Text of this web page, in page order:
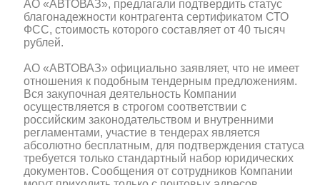
АО «АВТОВАЗ», предлагали подтвердить статус
благонадежности контрагента сертификатом СТО
ФСС, стоимость которого составляет от 40 тысяч
рублей.
АО «АВТОВАЗ» официально заявляет, что не имеет
отношения к подобным тендерным предложениям.
Вся закупочная деятельность Компании
осуществляется в строгом соответствии с
российским законодательством и внутренними
регламентами, участие в тендерах является
абсолютно бесплатным, для подтверждения статуса
требуется только стандартный набор юридических
документов. Сообщения от сотрудников Компании